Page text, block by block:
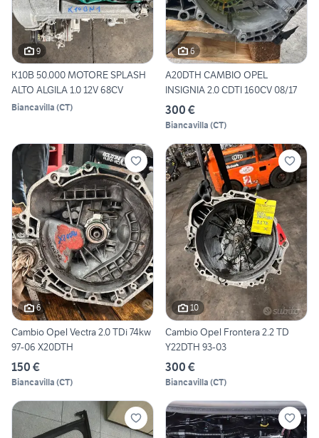
9
K10B 50.000 MOTORE SPLASH
ALTO ALGILA 1.0 12V 68CV
Biancavilla (CT)
6
A20DTH CAMBIO OPEL
INSIGNIA 2.0 CDTI 160CV 08/17
300 €
Biancavilla (CT)
6
Cambio Opel Vectra 2.0 TDi 74kw
97-06 X20DTH
150 €
Biancavilla (CT)
10
Cambio Opel Frontera 2.2 TD
Y22DTH 93-03
300 €
Biancavilla (CT)